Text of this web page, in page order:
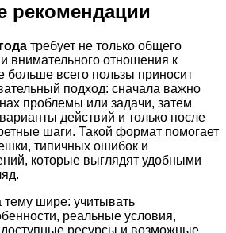
рекомендации
требует не только общего
внимательного отношения к
больше всего пользы приносит
подход: сначала важно
проблемы или задачи, затем
действий и только после
шаги. Такой формат помогает
типичных ошибок и
которые выглядят удобными
тему шире: учитывать
реальные условия,
доступные ресурсы и возможные